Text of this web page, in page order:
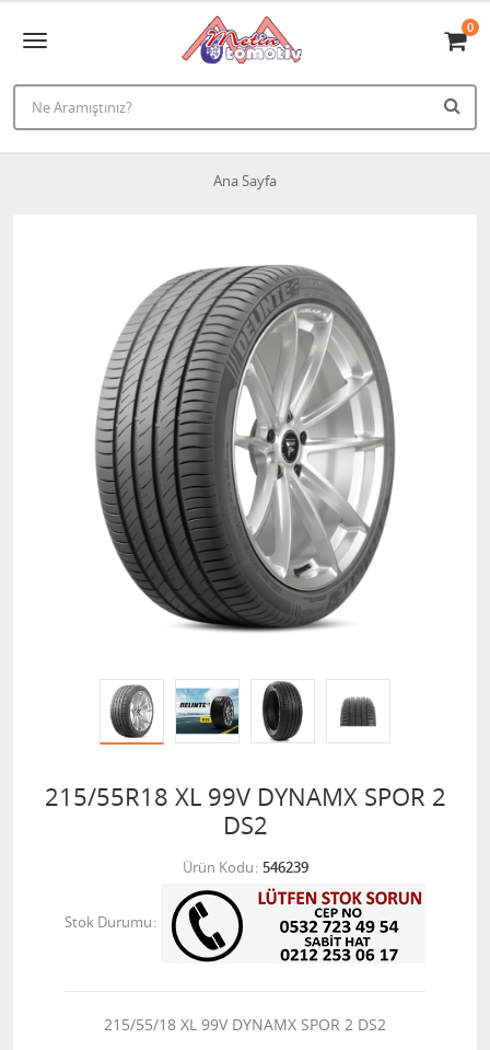
0
Ana Sayfa
215/55R18 XL 99V DYNAMX SPOR 2
DS2
Ürün Kodu 546239
Stok Durumu
215/55/18 XL 99V DYNAMX SPOR 2 DS2